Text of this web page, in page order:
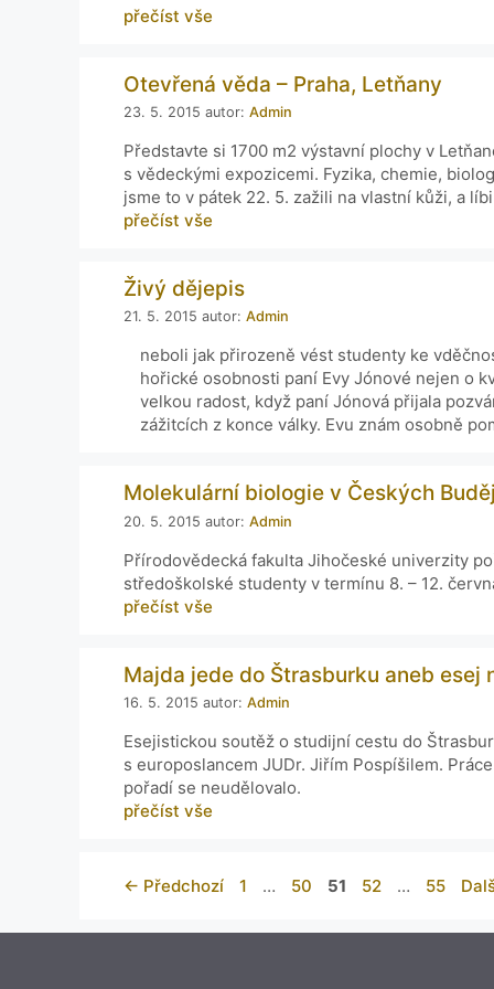
přečíst vše
Otevřená věda – Praha, Letňany
23. 5. 2015 autor: Admin
Představte si 1700 m2 výstavní plochy v
s vědeckými expozicemi. Fyzika, chemie,
jsme to v pátek 22. 5. zažili na vlastní kůži, a
přečíst vše
Živý dějepis
21. 5. 2015 autor: Admin
neboli jak přirozeně vést studenty ke
hořické osobnosti paní Evy Jónové nejen o
velkou radost, když paní Jónová přijala
zážitcích z konce války. Evu znám osobně
Molekulární biologie v Českých
20. 5. 2015 autor: Admin
Přírodovědecká fakulta Jihočeské univerzity
středoškolské studenty v termínu 8. – 12.
přečíst vše
Majda jede do Štrasburku aneb
16. 5. 2015 autor: Admin
Esejistickou soutěž o studijní cestu do
s europoslancem JUDr. Jiřím Pospíšilem.
pořadí se neudělovalo.
přečíst vše
← Předchozí 1 … 50 51 52 … 55